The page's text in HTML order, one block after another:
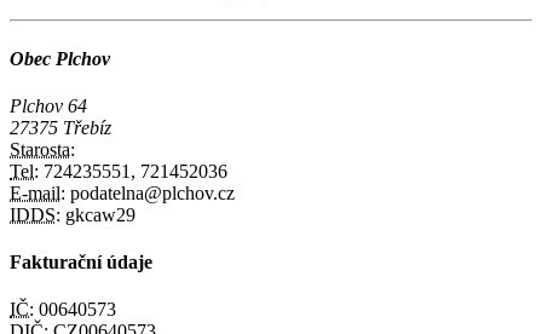
Obec Plchov
Plchov 64
27375 Třebíz
Starosta:
Tel: 724235551, 721452036
E-mail: podatelna@plchov.cz
IDDS: gkcaw29
Fakturační údaje
IČ: 00640573